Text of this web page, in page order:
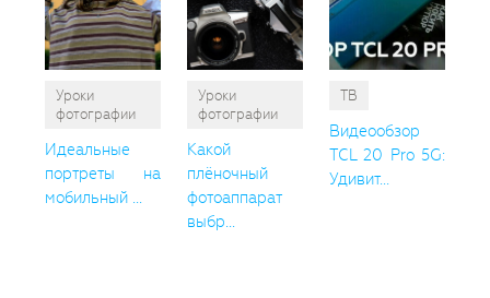
Уроки
фотографии
Идеальные
портреты на
мобильный ...
Уроки
фотографии
Какой
плёночный
фотоаппарат
выбр...
ТВ
Видеообзор
TCL 20 Pro 5G:
Удивит...